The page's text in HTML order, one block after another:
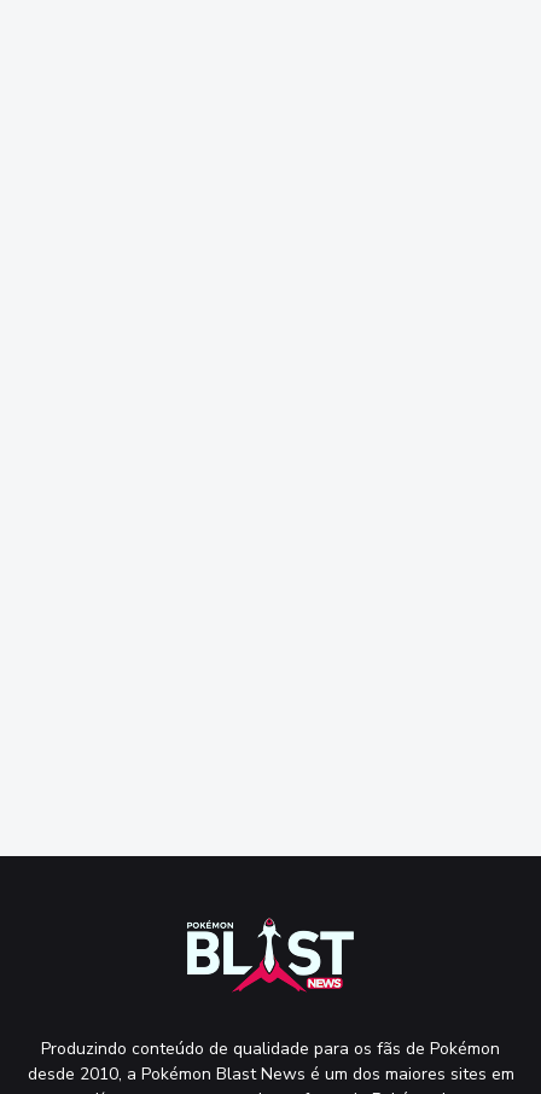
Produzindo conteúdo de qualidade para os fãs de Pokémon
desde 2010, a Pokémon Blast News é um dos maiores sites em